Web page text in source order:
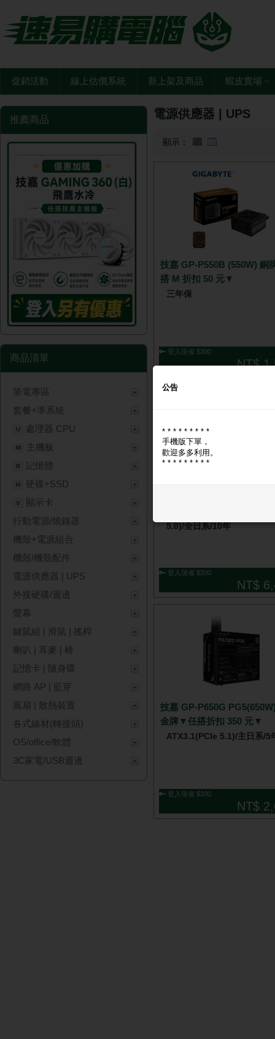
促銷活動 線上估價系統 新上架及商品 蝦皮賣場
推薦商品
商品清單
筆電專區
套餐+準系統
U 處理器 CPU
M 主機板
R 記憶體
H 硬碟+SSD
V
顯示卡
行動電源/燒錄器
機殼+電源組合
機殼/機殼配件
電源供應器 | UPS
外接硬碟/週邊
螢幕
鍵鼠組 | 滑鼠 | 搖桿
喇叭 | 耳麥 | 椅
記憶卡 | 隨身碟
網路 AP | 藍芽
風扇 | 散熱裝置
各式線材(轉接頭)
OS/office/軟體
3C家電/USB週邊
電源供應器 | UPS
顯示：
技嘉 GP-P550B (550W) 銅
搭 M 折扣 50 元▼
三年保
🔑 登入現省 $200
NT$
技嘉 AORUS ELITE
5.0)/全日系/10年
🔑 登入現省 $200
NT$
技嘉 GP-P650G
金牌▼任搭折扣 350 元▼
ATX3.1(PCIe 5.1)/主日系/5
🔑 登入現省 $200
NT$
公告
* * * * * * * * *
手機版下單，
歡迎多多利用。
* * * * * * * * *